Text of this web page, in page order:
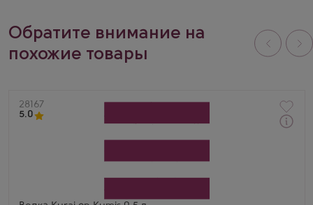
Обратите внимание на
похожие товары
Артикул
28167
5.0